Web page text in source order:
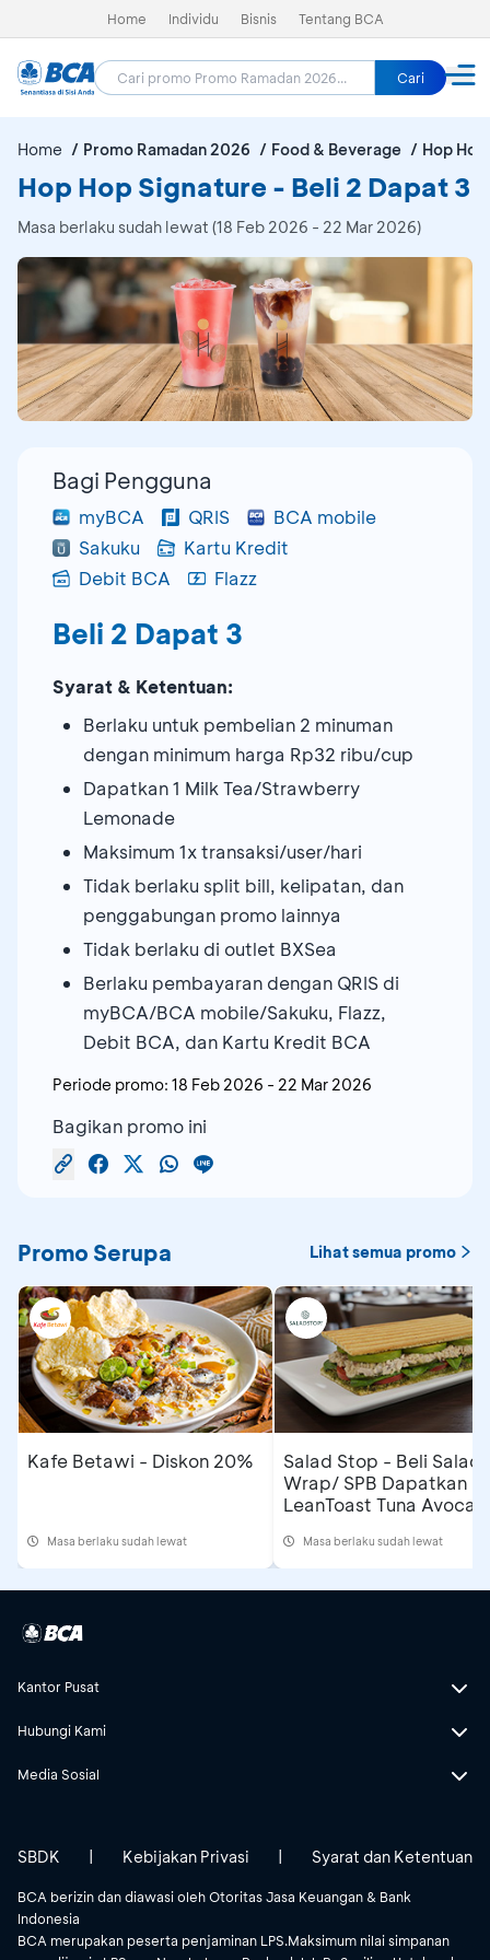
Home Individu Bisnis Tentang BCA
Cari
Home Promo Ramadan 2026 Food & Beverage Hop
Hop Hop Signature - Beli 2 Dapat 3
Masa berlaku sudah lewat (18 Feb 2026 - 22 Mar 2026)
Bagi Pengguna
myBCA QRIS
BCA mobile
Sakuku
Kartu Kredit
Debit BCA
Flazz
Beli 2 Dapat 3
Syarat & Ketentuan:
Berlaku untuk pembelian 2 minuman
dengan minimum harga Rp32 ribu/cup
Dapatkan 1 Milk Tea/Strawberry
Lemonade
Maksimum 1x transaksi/user/hari
Tidak berlaku split bill, kelipatan, dan
penggabungan promo lainnya
Tidak berlaku di outlet BXSea
Berlaku pembayaran dengan QRIS di
myBCA/BCA mobile/Sakuku, Flazz,
Debit BCA, dan Kartu Kredit BCA
Periode promo: 18 Feb 2026 - 22 Mar 2026
Bagikan promo ini
Promo Serupa Lihat semua promo
Kafe Betawi - Diskon 20%
Masa berlaku sudah lewat
Salad Stop - Beli Salad/
Wrap/ SPB Dapatkan
LeanToast Tuna
Masa berlaku sudah lewat
Kantor Pusat
Hubungi Kami
Media Sosial
BCA berizin dan diawasi oleh Otoritas Jasa Keuangan & Bank
Indonesia
BCA merupakan peserta penjaminan LPS.Maksimum nilai simpanan
SBDK | Kebijakan Privasi | Syarat dan Ketentuan